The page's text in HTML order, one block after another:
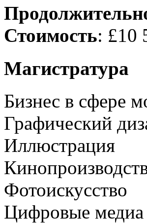
Стоимость: £10
Магистратура
Бизнес в сфере
Графический
Иллюстрация
Фотоискусство
Цифровые медиа